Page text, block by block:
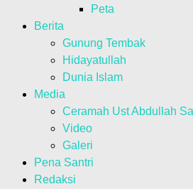
Peta
Berita
Gunung Tembak
Hidayatullah
Dunia Islam
Media
Ceramah Ust Abdullah
Video
Galeri
Pena Santri
Redaksi